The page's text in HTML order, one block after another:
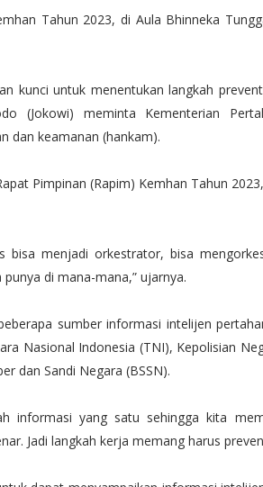
Tahun 2023, di Aula Bhinneka
kunci untuk menentukan langkah
(Jokowi) meminta Kementerian
dan keamanan (hankam).
Pimpinan (Rapim) Kemhan Tahun
bisa menjadi orkestrator, bisa
di mana-mana,” ujarnya.
sumber informasi intelijen
Nasional Indonesia (TNI), Kepolisian
dan Sandi Negara (BSSN).
informasi yang satu sehingga kita
Jadi langkah kerja memang harus